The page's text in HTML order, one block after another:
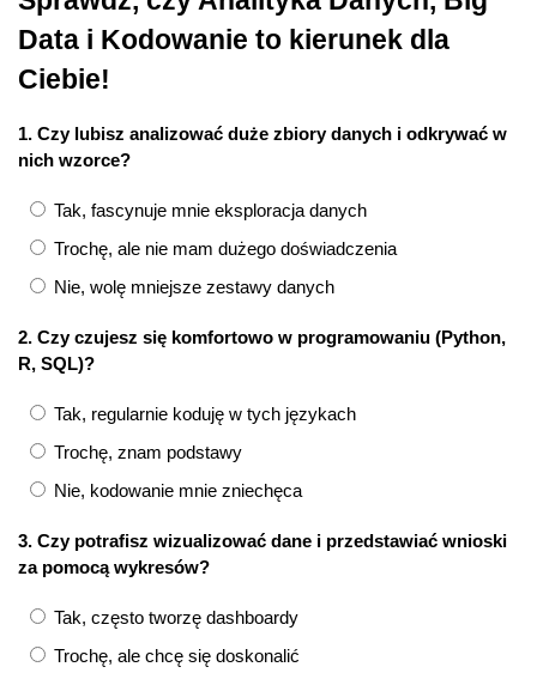
Data i Kodowanie to kierunek dla
Ciebie!
1. Czy lubisz analizować duże zbiory danych i odkrywać w
nich wzorce?
Tak, fascynuje mnie eksploracja danych
Trochę, ale nie mam dużego doświadczenia
Nie, wolę mniejsze zestawy danych
2. Czy czujesz się komfortowo w programowaniu (Python,
R, SQL)?
Tak, regularnie koduję w tych językach
Trochę, znam podstawy
Nie, kodowanie mnie zniechęca
3. Czy potrafisz wizualizować dane i przedstawiać wnioski
za pomocą wykresów?
Tak, często tworzę dashboardy
Trochę, ale chcę się doskonalić